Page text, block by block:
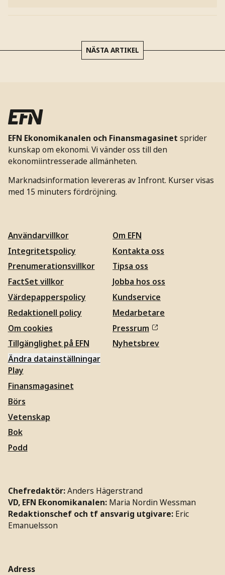
NÄSTA ARTIKEL
EFN Ekonomikanalen och Finansmagasinet sprider
kunskap om ekonomi. Vi vänder oss till den
ekonomiintresserade allmänheten.
Marknadsinformation levereras av Infront. Kurser visas
med 15 minuters fördröjning.
Användarvillkor
Integritetspolicy
Prenumerationsvillkor
FactSet villkor
Värdepapperspolicy
Redaktionell policy
Om cookies
Tillgänglighet på EFN
Ändra datainställningar
Om EFN
Kontakta oss
Tipsa oss
Jobba hos oss
Kundservice
Medarbetare
Pressrum
Nyhetsbrev
Play
Finansmagasinet
Börs
Vetenskap
Bok
Podd
Chefredaktör:Anders Hägerstrand
VD, EFN Ekonomikanalen: Maria Nordin Wessman
Redaktionschef och tf ansvarig utgivare: Eric
Emanuelsson
Adress